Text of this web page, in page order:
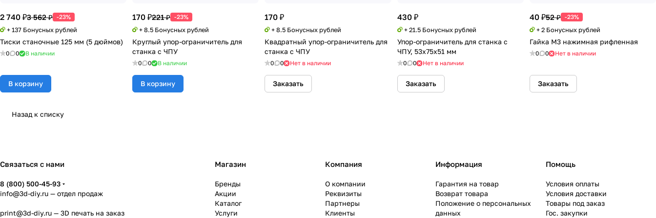
2 740 ₽3 562 ₽ -23%
+ 137 Бонусных рублей
Тиски станочные 125 мм (5 дюймов)
0 0 В наличии
В корзину
170 ₽221 ₽ -23%
+ 8.5 Бонусных рублей
Круглый упор-ограничитель для
станка с ЧПУ
0 0 В наличии
В корзину
170 ₽
+ 8.5 Бонусных рублей
Квадратный упор-ограничитель для
станка с ЧПУ
0 0 Нет в наличии
Заказать
430 ₽
+ 21.5 Бонусных рублей
Упор-ограничитель для станка с
ЧПУ, 53х75х51 мм
0 0 Нет в наличии
Заказать
40 ₽52 ₽ -23%
+ 2 Бонусных рублей
Гайка М3 нажимная рифленная
0 0 Нет в наличии
Заказать
Назад к списку
Связаться с нами
8 (800) 500-45-93
info@3d-diy.ru — отдел продаж
print@3d-diy.ru — 3D печать на заказ
Магазин
Бренды
Акции
Каталог
Услуги
Компания
О компании
Реквизиты
Партнеры
Клиенты
Информация
Гарантия на товар
Возврат товара
Положение о персональных
данных
Помощь
Условия оплаты
Условия доставки
Товары под заказ
Гос. закупки